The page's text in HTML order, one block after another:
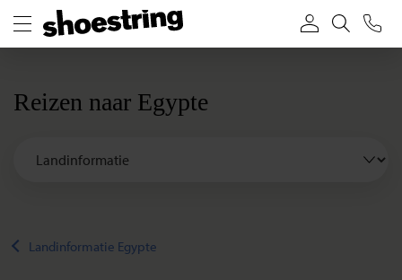
Reizen naar Egypte
Landinformatie Egypte